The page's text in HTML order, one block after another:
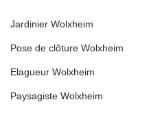
Jardinier Wolxheim
Pose de clôture Wolxheim
Elagueur Wolxheim
Paysagiste Wolxheim